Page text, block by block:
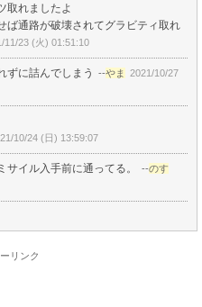
取れましたよ
ば通路が破壊されてグラビティ取れ
11/23 (火) 01:51:10
ずに詰んでしまう --やま
2021/10/27
10/24 (日) 13:59:07
イル入手前に通ってる。 --のす
リンク